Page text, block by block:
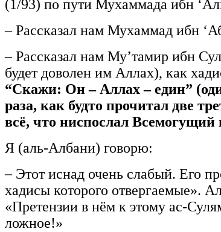
(1/93) по пути Мухаммада ибн
– Рассказал нам Мухаммад ибн
– Рассказал нам Му’тамир ибн
будет доволен им Аллах), как
“Скажи: Он – Аллах – един”
раза, как будто прочитал две
всё, что ниспослал
Я (аль-Албани) говорю:
– Этот иснад очень слабый. Его
хадисы которого отвергаемые».
«Претензии в нём к этому ас-
ложное!»